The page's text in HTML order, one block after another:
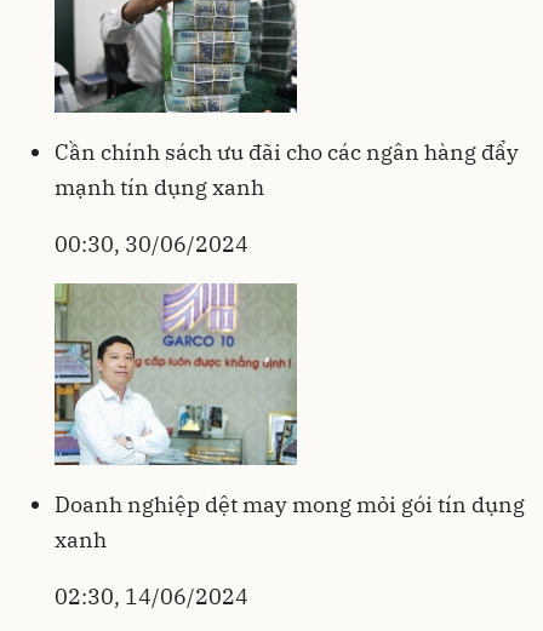
Cần chính sách ưu đãi cho các ngân hàng đẩy
mạnh tín dụng xanh
00:30, 30/06/2024
Doanh nghiệp dệt may mong mỏi gói tín dụng
xanh
02:30, 14/06/2024